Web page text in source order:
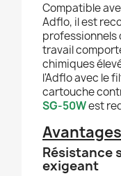
Compatible
Adflo, il est
professionnels
travail
chimiques
l'Adflo avec le
cartouche
SG-50West
Avantages
Résistance
exigeant